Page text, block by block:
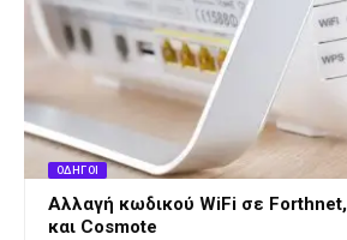
ΟΔΗΓΟΊ
Αλλαγή κωδικού WiFi σε
και Cosmote